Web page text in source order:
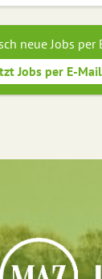
neue Jobs per
Jobs per E-